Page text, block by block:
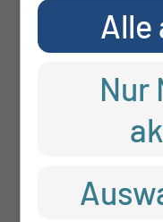
unserer
weitere
Alle
Nur